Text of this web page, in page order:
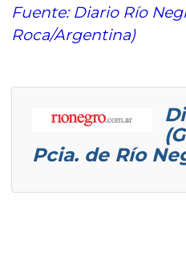
Fuente: Diario Río
Roca/Argentina)
Pcia. de Río